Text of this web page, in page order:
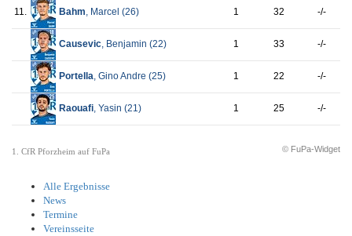
11. Bahm, Marcel (26) 1 32 -/-
Causevic, Benjamin (22) 1 33 -/-
Portella, Gino Andre (25) 1 22 -/-
Raouafi, Yasin (21) 1 25 -/-
© FuPa-Widget
1. CfR Pforzheim auf FuPa
Alle Ergebnisse
News
Termine
Vereinsseite